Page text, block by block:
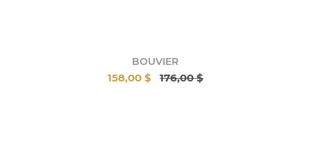
BOUVIER
158,00 $ 176,00 $